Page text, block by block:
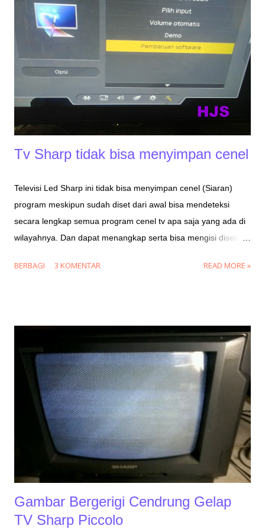
mengalami gejala seperti ini segera cek pada bagian abl pada
tahanan dengan kode skema R625 Nah demikian tadi ulasan
sedikit tentang televisi sharp piccolo semoga bermafaat.
Tv Sharp tidak bisa menyimpan cenel
Televisi Led Sharp ini tidak bisa menyimpan cenel (Siaran)
program meskipun sudah diset dari awal bisa mendeteksi
secara lengkap semua program cenel tv apa saja yang ada di
wilayahnya. Dan dapat menangkap serta bisa mengisi disetiap
televisi secara umum dapat menangkap dan menyimpan
steker listrik, televisi sharp ini tidak bisa menyimpan data dari
hasil skenan program awal tadi, alias kembali lagi pada no
signal. (jare mas didi kempot,,,,ambyaaaar...😅😅😅) Ternyata
sobat, televisi Sharp Led model LC24LE175i ini harus di
software ulang atau update software. Kemudian barulah
televisi ini bisa sembuh kembali seperti semula. untuk update
software ulang ini bisa melalui usb atau melalui Flash eeprom
firmware, menggunakan dukungan peralatan kompu...
BERBAGI 3 KOMENTAR READ MORE »
Gambar Bergerigi Cendrung Gelap
TV Sharp Piccolo